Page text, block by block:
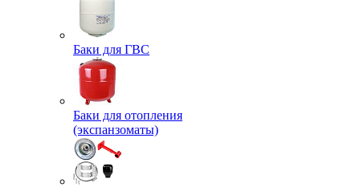
Баки для ГВС
Баки для отопления
(экспанзоматы)